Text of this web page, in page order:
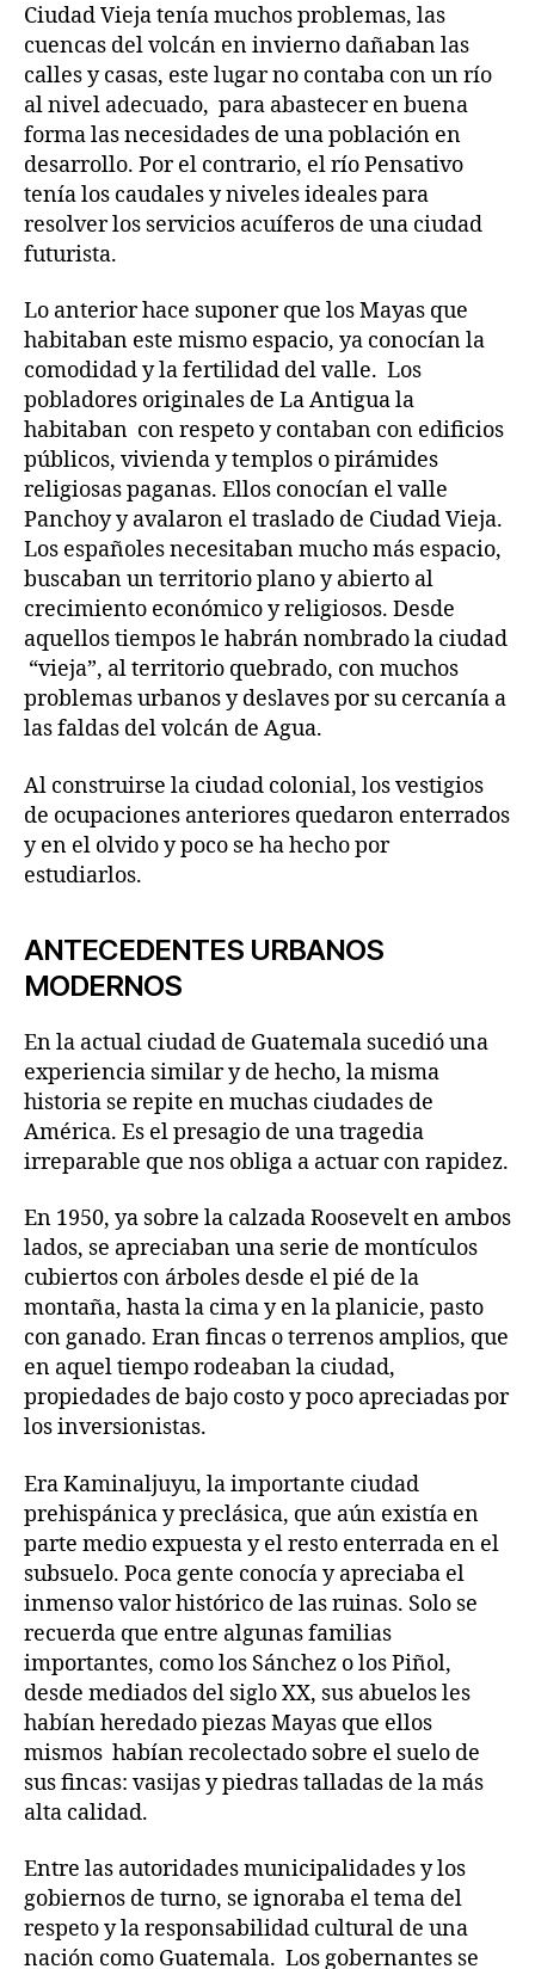
Ciudad Vieja tenía muchos problemas, las
cuencas del volcán en invierno dañaban las
calles y casas, este lugar no contaba con un río
al nivel adecuado, para abastecer en buena
forma las necesidades de una población en
desarrollo. Por el contrario, el río Pensativo
tenía los caudales y niveles ideales para
resolver los servicios acuíferos de una ciudad
futurista.
Lo anterior hace suponer que los Mayas que
habitaban este mismo espacio, ya conocían la
comodidad y la fertilidad del valle. Los
pobladores originales de La Antigua la
habitaban con respeto y contaban con edificios
públicos, vivienda y templos o pirámides
religiosas paganas. Ellos conocían el valle
Panchoy y avalaron el traslado de Ciudad Vieja.
Los españoles necesitaban mucho más espacio,
buscaban un territorio plano y abierto al
crecimiento económico y religiosos. Desde
aquellos tiempos le habrán nombrado la ciudad
“vieja”, al territorio quebrado, con muchos
problemas urbanos y deslaves por su cercanía a
las faldas del volcán de Agua.
Al construirse la ciudad colonial, los vestigios
de ocupaciones anteriores quedaron enterrados
y en el olvido y poco se ha hecho por
estudiarlos.
ANTECEDENTES URBANOS
MODERNOS
En la actual ciudad de Guatemala sucedió una
experiencia similar y de hecho, la misma
historia se repite en muchas ciudades de
América. Es el presagio de una tragedia
irreparable que nos obliga a actuar con rapidez.
En 1950, ya sobre la calzada Roosevelt en ambos
lados, se apreciaban una serie de montículos
cubiertos con árboles desde el pié de la
montaña, hasta la cima y en la planicie, pasto
con ganado. Eran fincas o terrenos amplios, que
en aquel tiempo rodeaban la ciudad,
propiedades de bajo costo y poco apreciadas por
los inversionistas.
Era Kaminaljuyu, la importante ciudad
prehispánica y preclásica, que aún existía en
parte medio expuesta y el resto enterrada en el
subsuelo. Poca gente conocía y apreciaba el
inmenso valor histórico de las ruinas. Solo se
recuerda que entre algunas familias
importantes, como los Sánchez o los Piñol,
desde mediados del siglo XX, sus abuelos les
habían heredado piezas Mayas que ellos
mismos habían recolectado sobre el suelo de
sus fincas: vasijas y piedras talladas de la más
alta calidad.
Entre las autoridades municipalidades y los
gobiernos de turno, se ignoraba el tema del
respeto y la responsabilidad cultural de una
nación como Guatemala. Los gobernantes se